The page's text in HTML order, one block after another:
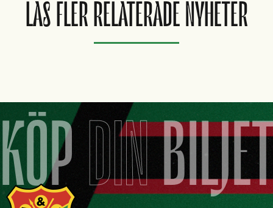
LÄS FLER RELATERADE NYHETER
KÖPDIN